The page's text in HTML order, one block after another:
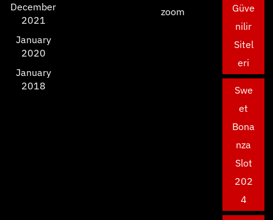
December
2021
January
2020
January
2018
zoom
Güve
nilir
Sitel
eri
Swe
et
Bona
nza
Slot
202
4